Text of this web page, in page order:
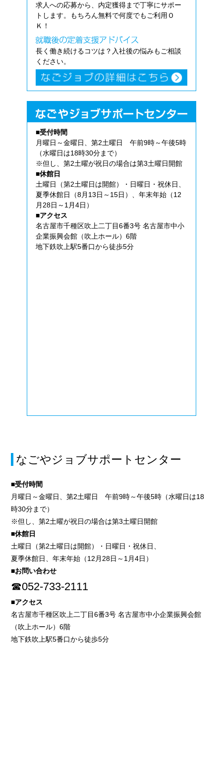
求人への応募から、内定獲得まで丁寧にサポー
トします。もちろん無料で何度でもご利用Ｏ
Ｋ！
長く働き続けるコツは？入社後の悩みもご相談
ください。
■受付時間
月曜日～金曜日、第2土曜日 午前9時～午後5時
（水曜日は18時30分まで）
※但し、第2土曜が祝日の場合は第3土曜日開館
■休館日
土曜日（第2土曜日は開館）・日曜日・祝休日、
夏季休館日（8月13日～15日）、年末年始（12
月28日～1月4日）
■アクセス
名古屋市千種区吹上二丁目6番3号 名古屋市中小
企業振興会館（吹上ホール）6階
地下鉄吹上駅5番口から徒歩5分
なごやジョブサポートセンター
■受付時間
月曜日～金曜日、第2土曜日 午前9時～午後5時（水曜日は18
時30分まで）
※但し、第2土曜が祝日の場合は第3土曜日開館
■休館日
土曜日（第2土曜日は開館）・日曜日・祝休日、
夏季休館日、年末年始（12月28日～1月4日）
■お問い合わせ
☎052-733-2111
■アクセス
名古屋市千種区吹上二丁目6番3号 名古屋市中小企業振興会館
（吹上ホール）6階
地下鉄吹上駅5番口から徒歩5分